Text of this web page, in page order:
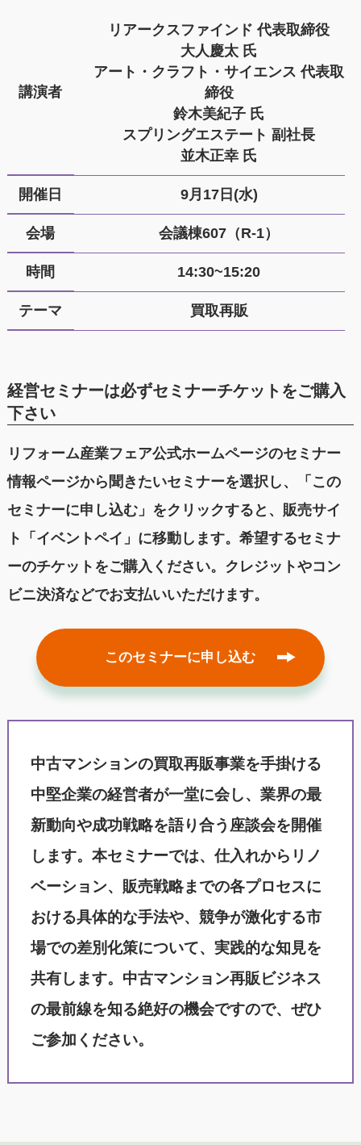
講演者
リアークスファインド 代表取締役
大人慶太 氏
アート・クラフト・サイエンス 代表取
締役
鈴木美紀子 氏
スプリングエステート 副社長
並木正幸 氏
開催日 9月17日(水)
会場 会議棟607（R-1）
時間 14:30~15:20
テーマ 買取再販
経営セミナーは必ずセミナーチケットをご購入
下さい
リフォーム産業フェア公式ホームページのセミナー
情報ページから聞きたいセミナーを選択し、「この
セミナーに申し込む」をクリックすると、販売サイ
ト「イベントペイ」に移動します。希望するセミナ
ーのチケットをご購入ください。クレジットやコン
ビニ決済などでお支払いいただけます。
このセミナーに申し込む
中古マンションの買取再販事業を手掛ける
中堅企業の経営者が一堂に会し、業界の最
新動向や成功戦略を語り合う座談会を開催
します。本セミナーでは、仕入れからリノ
ベーション、販売戦略までの各プロセスに
おける具体的な手法や、競争が激化する市
場での差別化策について、実践的な知見を
共有します。中古マンション再販ビジネス
の最前線を知る絶好の機会ですので、ぜひ
ご参加ください。